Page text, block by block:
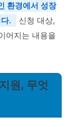
환경에서 성장
.
신청 대상,
어지는 내용을
원, 무엇